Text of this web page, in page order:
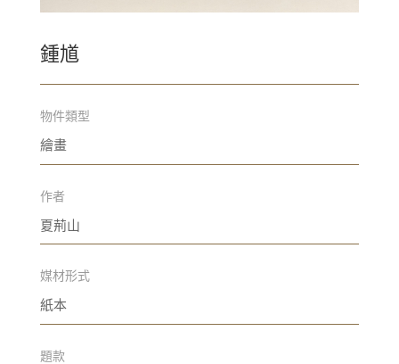
鍾馗
物件類型
繪畫
作者
夏荊山
媒材形式
紙本
題款